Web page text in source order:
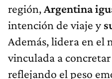
región,Argentina
intención de viaje y
Además, lidera en el
vinculada a
reflejando el peso